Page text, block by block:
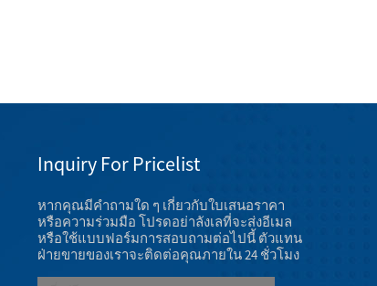
Inquiry For Pricelist
หากคุณมีคำถามใด ๆ เกี่ยวกับใบเสนอราคา
หรือความร่วมมือ โปรดอย่าลังเลที่จะส่งอีเมล
หรือใช้แบบฟอร์มการสอบถามต่อไปนี้ ตัวแทน
ฝ่ายขายของเราจะติดต่อคุณภายใน 24 ชั่วโมง
นิทรรศการชิ้นส่วนเครื่องจักรเซรามิกในเดือนมีนาคม
2566
การประชุมประจำปี AAOS 2023 จะจัดขึ้นในวันที่ 7-11
มีนาคม 2566 ที่ Venetian Convention & Expo Center
ในลาสเวกัส